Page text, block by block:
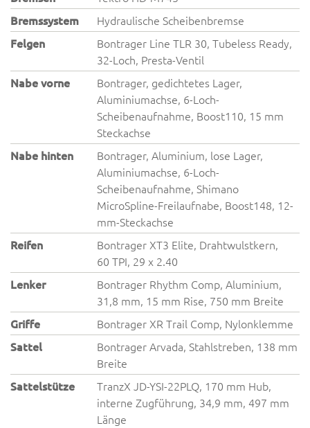
Bremssystem
Hydraulische Scheibenbremse
Felgen
Bontrager Line TLR 30, Tubeless Ready,
32-Loch, Presta-Ventil
Nabe vorne
Bontrager, gedichtetes Lager,
Aluminiumachse, 6-Loch-
Scheibenaufnahme, Boost110, 15 mm
Steckachse
Nabe hinten
Bontrager, Aluminium, lose Lager,
Aluminiumachse, 6-Loch-
Scheibenaufnahme, Shimano
MicroSpline-Freilaufnabe, Boost148, 12-
mm-Steckachse
Reifen
Bontrager XT3 Elite, Drahtwulstkern,
60 TPI, 29 x 2.40
Lenker
Bontrager Rhythm Comp, Aluminium,
31,8 mm, 15 mm Rise, 750 mm Breite
Griffe
Bontrager XR Trail Comp, Nylonklemme
Sattel
Bontrager Arvada, Stahlstreben, 138 mm
Breite
Sattelstütze
TranzX JD-YSI-22PLQ, 170 mm Hub,
interne Zugführung, 34,9 mm, 497 mm
Länge